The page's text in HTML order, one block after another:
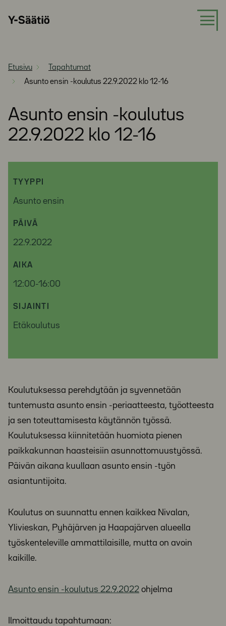
suoraan
Y-
Etusivu
Tapahtumat
Asunto ensin -koulutus 22.9.2022 klo 12-16
Asunto ensin -koulutus
22.9.2022 klo 12-16
TYYPPI
Asunto ensin
PÄIVÄ
22.9.2022
AIKA
12:00-16:00
SIJAINTI
Etäkoulutus
Koulutuksessa perehdytään ja syvennetään
tuntemusta asunto ensin -periaatteesta, työotteesta
ja sen toteuttamisesta käytännön työssä.
Koulutuksessa kiinnitetään huomiota pienen
paikkakunnan haasteisiin asunnottomuustyössä.
Päivän aikana kuullaan asunto ensin -työn
asiantuntijoita.
Koulutus on suunnattu ennen kaikkea Nivalan,
Ylivieskan, Pyhäjärven ja Haapajärven alueella
työskenteleville ammattilaisille, mutta on avoin
kaikille.
Asunto ensin -koulutus 22.9.2022 ohjelma
Ilmoittaudu tapahtumaan: